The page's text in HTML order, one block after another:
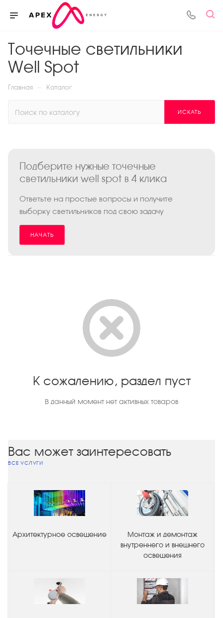
Точечные светильники
Well Spot
Главная — Каталог
ИСКАТЬ
Подберите нужные точечные
светильники well spot в 4 клика
Ответьте на простые вопросы и получите
выборку светильников под свою задачу
НАЧАТЬ
К сожалению, раздел пуст
В данный момент нет активных товаров
Вас может заинтересовать
ВСЕ УСЛУГИ
Архитектурное освещение
Монтаж и демонтаж
внутреннего и внешнего
освещения